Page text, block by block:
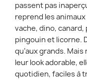
passent pas
reprend les
vache, dino,
pingouin et licorne.
qu’aux grands.
leur look adorable,
quotidien, faciles à